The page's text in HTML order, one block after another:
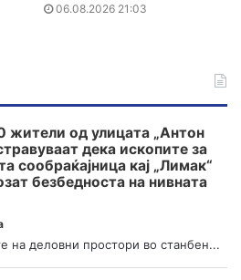
06.08.2026 21:03
жители од улицата „Антон
дека ископите за
сообраќајница кај „Лимак“
безбедноста на нивната
на деловни простори во станбен...